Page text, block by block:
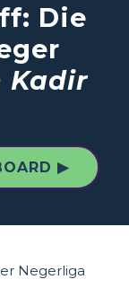
Die
Kadir
▶